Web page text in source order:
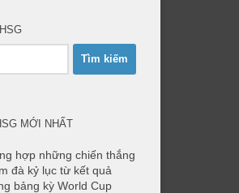
MỚI NHẤT
hợp những chiến thắng
đà kỷ lục từ kết quả
bảng kỳ World Cup